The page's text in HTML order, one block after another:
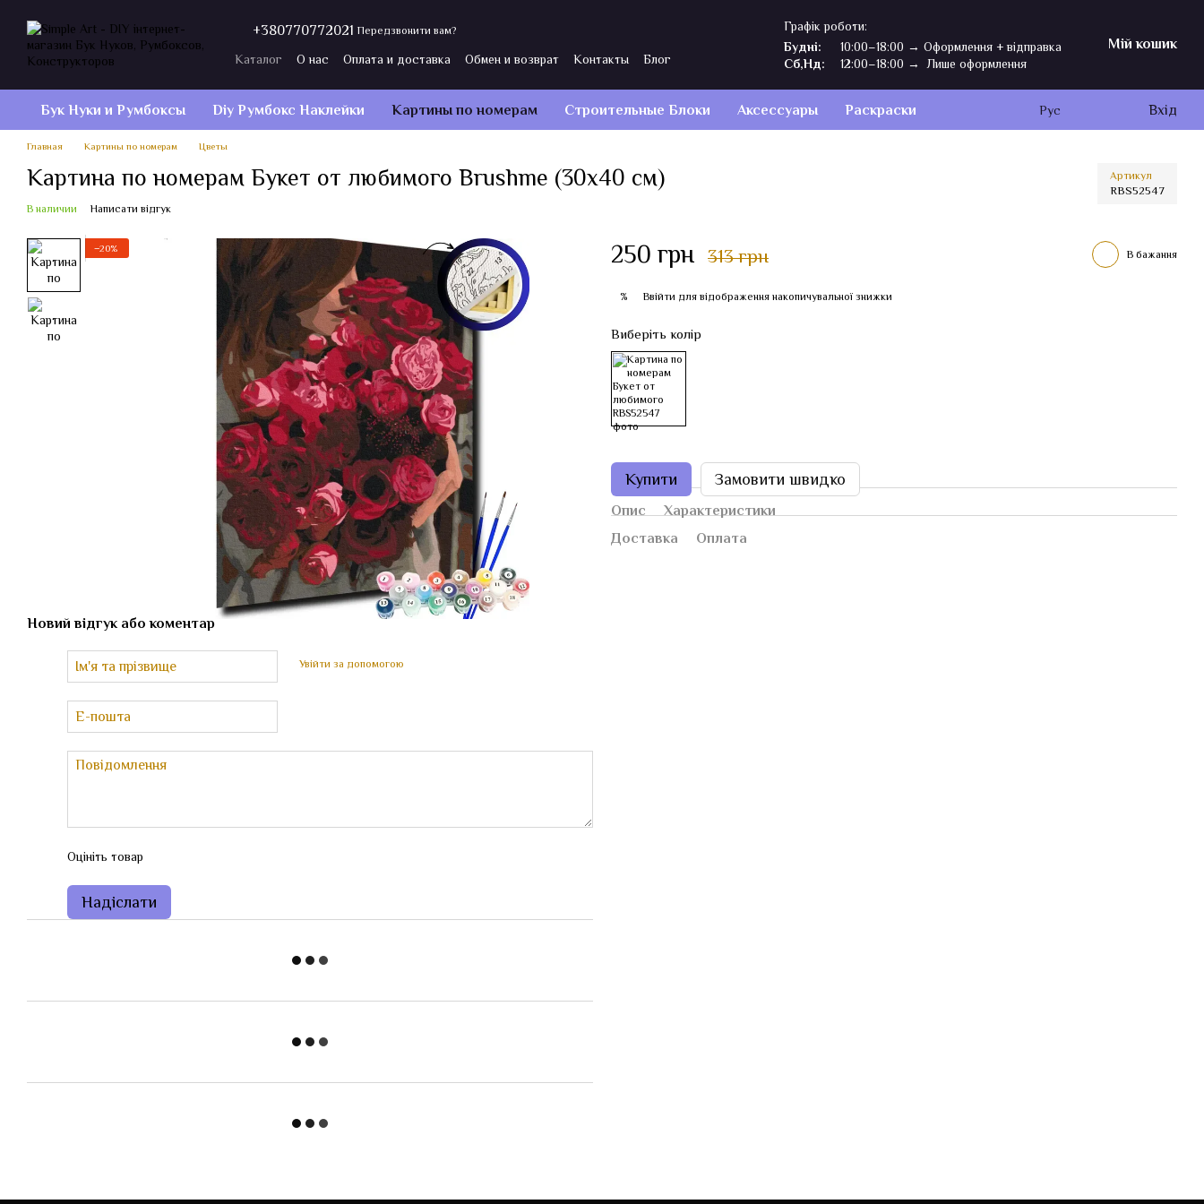
+380770772021 Передзвонити вам?
Каталог О нас Оплата и доставка Обмен и возврат Контакты
Блог
Графік роботи:
Будні:
10:00–18:00 → Оформлення + відправка
Сб,Нд:
12:00–18:00 → Лише оформлення
Мій кошик
Бук Нуки и Румбокcы Diy Румбокс Наклейки Картины по номерам Строительные Блоки Аксессуары Раскраски Рус Вхід
Главная Картины по номерам Цветы
Картина по номерам Букет от любимого Brushme (30x40 см) Артикул
RBS52547
В наличии Написати відгук
−20%
Новий відгук або коментар
Увійти за допомогою
Оцініть товар
Надіслати
250 грн 313 грн В бажання
% Ввійти для відображення накопичувальної знижки
Виберіть колір
Купити Замовити швидко
Опис
Характеристики
Доставка
Оплата